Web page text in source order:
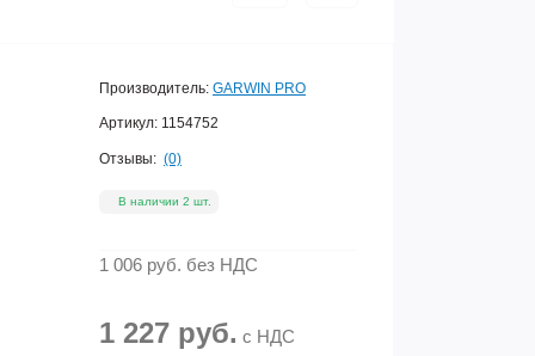
Производитель: GARWIN PRO
Артикул: 1154752
Отзывы: (0)
В наличии 2 шт.
1 006 руб. без НДС
1 227 руб. с НДС